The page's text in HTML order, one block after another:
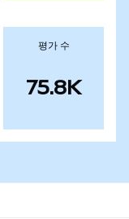
평가 수
75.8K